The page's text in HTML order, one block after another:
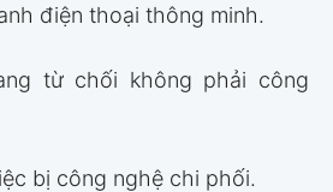
điện thoại thông minh.
từ chối không phải công
bị công nghệ chi phối.